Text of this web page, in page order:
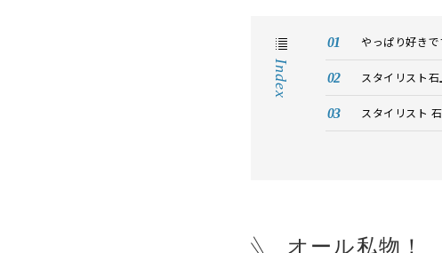
Index
やっぱり好きで
スタイリスト
スタイリスト